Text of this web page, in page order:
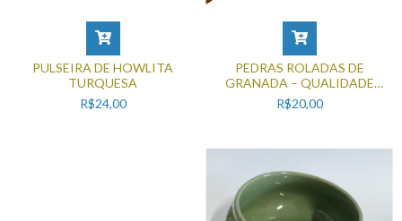
PULSEIRA DE HOWLITA
TURQUESA
R$24,00
PEDRAS ROLADAS DE
GRANADA – QUALIDADE
ESPECIAL
R$20,00